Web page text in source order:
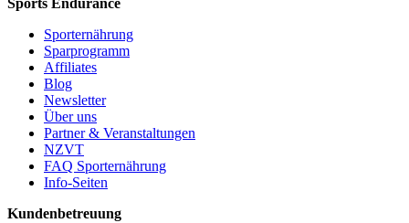
Sports Endurance
Sporternährung
Sparprogramm
Affiliates
Blog
Newsletter
Über uns
Partner & Veranstaltungen
NZVT
FAQ Sporternährung
Info-Seiten
Kundenbetreuung